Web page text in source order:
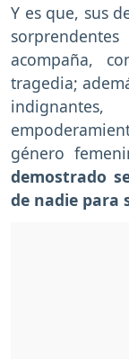
Y es que, sus
acompaña,
tragedia;
género
demostrado
de nadie para